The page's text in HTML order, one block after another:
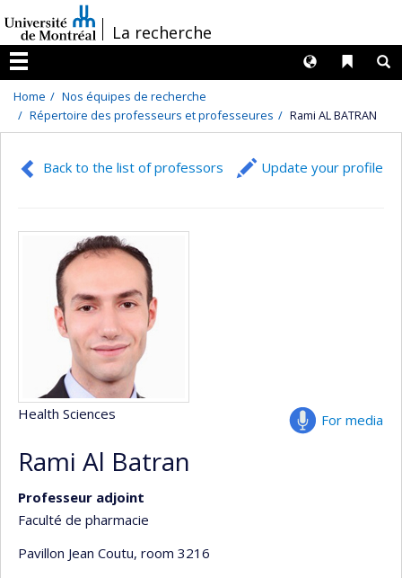
au
contenu
/La recherche
Menu
Liens
Langues
Home
Nos équipes de recherche
Répertoire des professeurs et professeures
Rami AL BATRAN
Back to the list of professors Update your profile
For media
Health Sciences
Rami Al Batran
Professeur adjoint
Faculté de pharmacie
Pavillon Jean Coutu, room 3216